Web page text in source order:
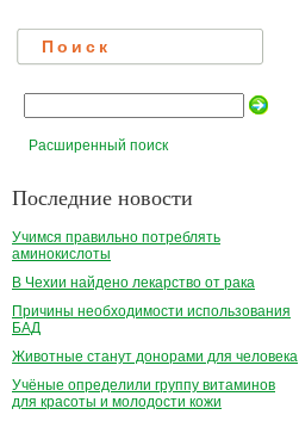
Поиск
Расширенный поиск
Последние новости
Учимся правильно потреблять
аминокислоты
В Чехии найдено лекарство от рака
Причины необходимости использования
БАД
Животные станут донорами для человека
Учёные определили группу витаминов
для красоты и молодости кожи